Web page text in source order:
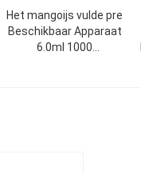
Het mangoijs vulde pre
Beschikbaar Apparaat
6.0ml 1000